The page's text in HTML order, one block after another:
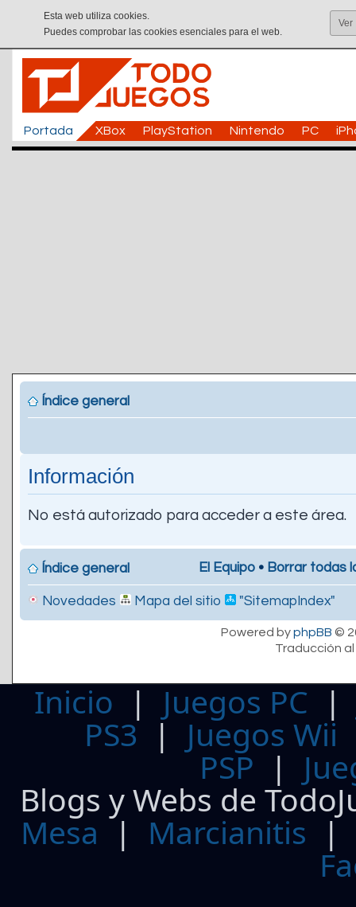
Esta web utiliza cookies.
Puedes comprobar las cookies esenciales para el web.
Ver
Portada XBox PlayStation Nintendo PC
Índice general
Información
No está autorizado para acceder a este área.
Índice general El Equipo • Borrar todas
Novedades Mapa del sitio "SitemapIndex"
Powered byphpBB ©
Traducción
Inicio | Juegos PC
PS3| Juegos Wii
PSP |
Blogs y Webs de
Mesa | Marcianitis |